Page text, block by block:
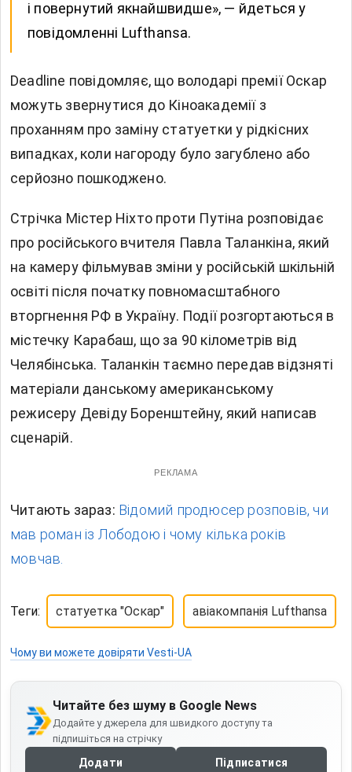
і повернутий якнайшвидше», — йдеться у
повідомленні Lufthansa.
Deadline повідомляє, що володарі премії Оскар
можуть звернутися до Кіноакадемії з
проханням про заміну статуетки у рідкісних
випадках, коли нагороду було загублено або
серйозно пошкоджено.
Стрічка Містер Ніхто проти Путіна розповідає
про російського вчителя Павла Таланкіна, який
на камеру фільмував зміни у російській шкільній
освіті після початку повномасштабного
вторгнення РФ в Україну. Події розгортаються в
містечку Карабаш, що за 90 кілометрів від
Челябінська. Таланкін таємно передав відзняті
матеріали данському американському
режисеру Девіду Боренштейну, який написав
сценарій.
РЕКЛАМА
Читають зараз: Відомий продюсер розповів, чи
мав роман із Лободою і чому кілька років
мовчав.
Теги: статуетка "Оскар" авіакомпанія Lufthansa
Чому ви можете довіряти Vesti-UA
Читайте без шуму в Google News
Додайте у джерела для швидкого доступу та
підпишіться на стрічку
Додати Підписатися